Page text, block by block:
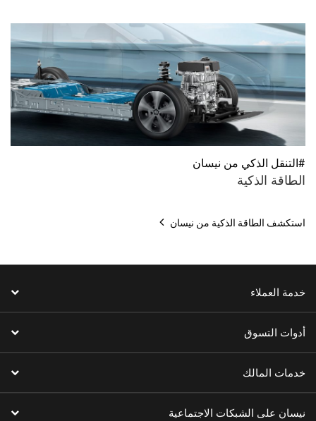
#التنقل الذكي من نيسان
الطاقة الذكية
استكشف الطاقة الذكية من نيسان
خدمة العملاء
أدوات التسوق
خدمات المالك
نيسان على الشبكات الاجتماعية